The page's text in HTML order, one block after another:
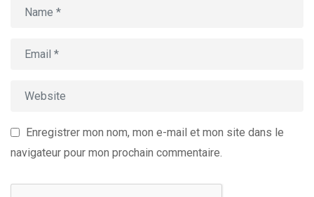
Enregistrer mon nom, mon e-mail et mon site dans le
navigateur pour mon prochain commentaire.